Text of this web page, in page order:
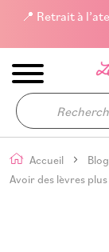
📍 Retrait à
Accueil
Avoir des lèvres